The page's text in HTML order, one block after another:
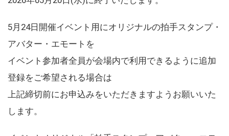
5月24日開催イベント用にオリジナルの拍手スタンプ・
アバター・エモートを
イベント参加者全員が会場内で利用できるように追加
登録をご希望される場合は
上記締切前にお申込みをいただきますようお願いいた
します。